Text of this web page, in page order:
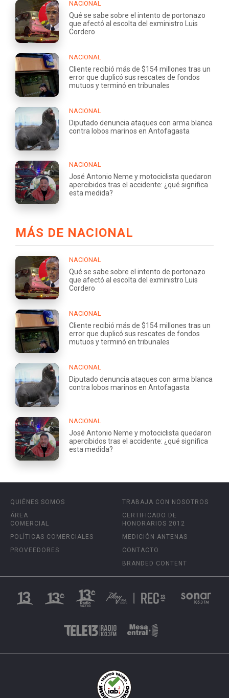
NACIONAL
Qué se sabe sobre el intento de portonazo
que afectó al escolta del exministro Luis
Cordero
NACIONAL
Cliente recibió más de $154 millones tras un
error que duplicó sus rescates de fondos
mutuos y terminó en tribunales
NACIONAL
Diputado denuncia ataques con arma blanca
contra lobos marinos en Antofagasta
NACIONAL
José Antonio Neme y motociclista quedaron
apercibidos tras el accidente: ¿qué significa
esta medida?
MÁS DE NACIONAL
NACIONAL
Qué se sabe sobre el intento de portonazo
que afectó al escolta del exministro Luis
Cordero
NACIONAL
Cliente recibió más de $154 millones tras un
error que duplicó sus rescates de fondos
mutuos y terminó en tribunales
NACIONAL
Diputado denuncia ataques con arma blanca
contra lobos marinos en Antofagasta
NACIONAL
José Antonio Neme y motociclista quedaron
apercibidos tras el accidente: ¿qué significa
esta medida?
QUIÉNES SOMOS
ÁREA
COMERCIAL
POLÍTICAS COMERCIALES
PROVEEDORES
TRABAJA CON NOSOTROS
CERTIFICADO DE
HONORARIOS 2012
MEDICIÓN ANTENAS
CONTACTO
BRANDED CONTENT